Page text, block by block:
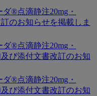
ダ®点滴静注20mg・
のお知らせを掲載しま
ダ®点滴静注20mg・
び添付文書改訂のお知
ダ®点滴静注20mg・
び添付文書改訂のお知